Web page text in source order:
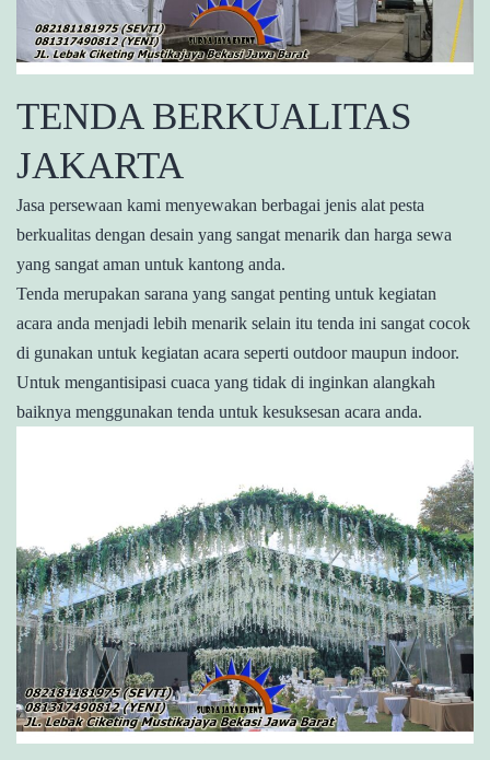
TENDA BERKUALITAS
JAKARTA
Jasa persewaan kami menyewakan berbagai jenis alat pesta
berkualitas dengan desain yang sangat menarik dan harga sewa
yang sangat aman untuk kantong anda.
Tenda merupakan sarana yang sangat penting untuk kegiatan
acara anda menjadi lebih menarik selain itu tenda ini sangat cocok
di gunakan untuk kegiatan acara seperti outdoor maupun indoor.
Untuk mengantisipasi cuaca yang tidak di inginkan alangkah
baiknya menggunakan tenda untuk kesuksesan acara anda.